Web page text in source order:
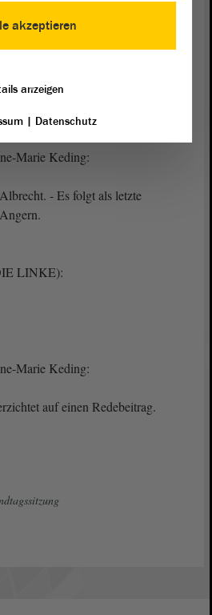
Halle-Neustadt. Wenn wir
Marie Keding:
- Es folgt als letzte
LINKE):
Marie Keding:
auf einen Redebeitrag.
akzeptieren
anzeigen
| Datenschutz